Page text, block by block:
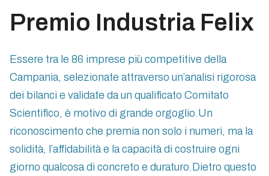
Premio Industria Felix
Essere tra le 86 imprese più competitive della
Campania, selezionate attraverso un’analisi rigorosa
dei bilanci e validate da un qualificato Comitato
Scientifico, è motivo di grande orgoglio.Un
riconoscimento che premia non solo i numeri, ma la
solidità, l’affidabilità e la capacità di costruire ogni
giorno qualcosa di concreto e duraturo.Dietro questo